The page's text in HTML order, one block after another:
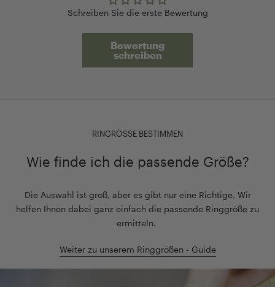
Schreiben Sie die erste Bewertung
Bewertung
schreiben
RINGRÖSSE BESTIMMEN
Wie finde ich die passende Größe?
Die Auswahl ist groß, aber es gibt nur eine Richtige. Wir
helfen Ihnen dabei ganz einfach die passende Ringgröße zu
ermitteln.
Weiter zu unserem Ringgrößen - Guide